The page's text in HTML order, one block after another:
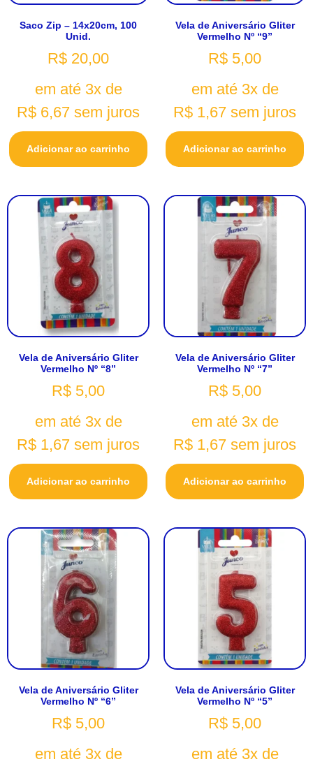
Saco Zip – 14x20cm, 100
Unid.
R$ 20,00
em até 3x de
R$ 6,67 sem juros
Adicionar ao carrinho
Vela de Aniversário Gliter
Vermelho Nº “9”
R$ 5,00
em até 3x de
R$ 1,67 sem juros
Adicionar ao carrinho
Vela de Aniversário Gliter
Vermelho Nº “8”
R$ 5,00
em até 3x de
R$ 1,67 sem juros
Adicionar ao carrinho
Vela de Aniversário Gliter
Vermelho Nº “7”
R$ 5,00
em até 3x de
R$ 1,67 sem juros
Adicionar ao carrinho
Vela de Aniversário Gliter
Vermelho Nº “6”
R$ 5,00
em até 3x de
Vela de Aniversário Gliter
Vermelho Nº “5”
R$ 5,00
em até 3x de